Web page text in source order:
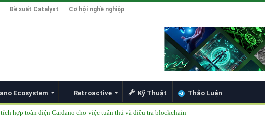
Đề xuất Catalyst Cơ hội nghề nghiệp
Ecosystem Retroactive Kỹ Thuật Thảo Luận
hợp toàn diện Cardano cho việc tuân thủ và điều tra blockchain